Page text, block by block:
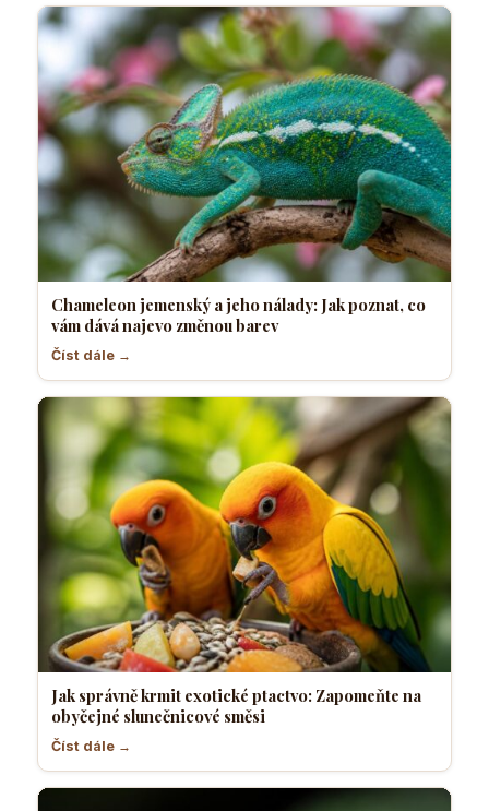
Chameleon jemenský a jeho nálady: Jak poznat, co
vám dává najevo změnou barev
Číst dále →
Jak správně krmit exotické ptactvo: Zapomeňte na
obyčejné slunečnicové směsi
Číst dále →